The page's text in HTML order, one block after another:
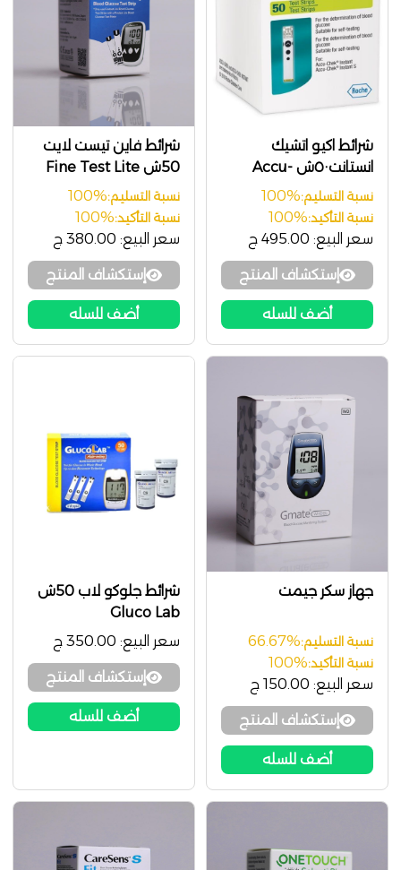
شرائط اكيو اتشيك
انستانت٥٠ش Accu-
Chek Instant
نسبة التسليم:100%
نسبة التأكيد:100%
سعر البيع: 495.00 ج
إستكشاف المنتج
أضف للسله
شرائط فاين تيست لايت
50ش Fine Test Lite
نسبة التسليم:100%
نسبة التأكيد:100%
سعر البيع: 380.00 ج
إستكشاف المنتج
أضف للسله
جهاز سكر جيمت
نسبة التسليم:66.67%
نسبة التأكيد:100%
سعر البيع: 150.00 ج
إستكشاف المنتج
أضف للسله
شرائط جلوكو لاب 50ش
Gluco Lab
سعر البيع: 350.00 ج
إستكشاف المنتج
أضف للسله